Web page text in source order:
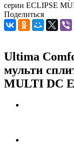
серии ECLIPSE
Поделиться
Ultima
мульти
MULTI DC